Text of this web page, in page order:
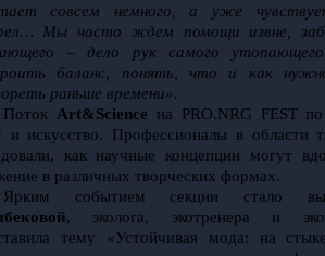
совсем немного, а уже
Мы часто ждем помощи извне,
– дело рук самого
баланс, понять, что и как
раньше времени».
Поток Art&Science на PRO.NRG FEST
и искусство. Профессионалы в области
как научные концепции могут
в различных творческих формах.
Ярким событием секции стало
, эколога, экотренера и
тему «Устойчивая мода: на